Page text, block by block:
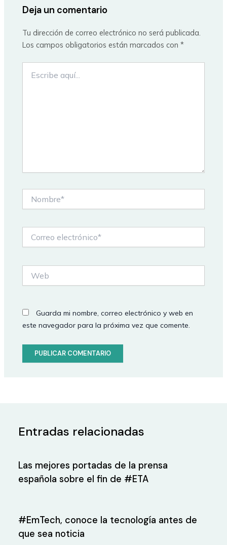
Deja un comentario
Tu dirección de correo electrónico no será publicada.
Los campos obligatorios están marcados con*
aquí...
electrónico*
Guarda mi nombre, correo electrónico y web en
este navegador para la próxima vez que comente.
Entradas relacionadas
Las mejores portadas de la prensa
española sobre el fin de #ETA
#EmTech, conoce la tecnología antes de
que sea noticia